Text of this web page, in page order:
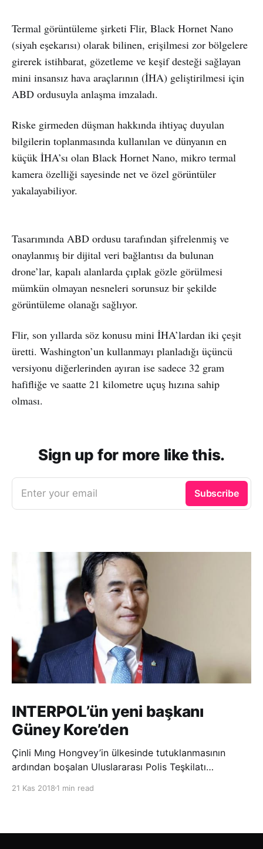
Termal görüntüleme şirketi Flir, Black Hornet Nano
(siyah eşekarısı) olarak bilinen, erişilmesi zor bölgelere
girerek istihbarat, gözetleme ve keşif desteği sağlayan
mini insansız hava araçlarının (İHA) geliştirilmesi için
ABD ordusuyla anlaşma imzaladı.
Riske girmeden düşman hakkında ihtiyaç duyulan
bilgilerin toplanmasında kullanılan ve dünyanın en
küçük İHA’sı olan Black Hornet Nano, mikro termal
kamera özelliği sayesinde net ve özel görüntüler
yakalayabiliyor.
Tasarımında ABD ordusu tarafından şifrelenmiş ve
onaylanmış bir dijital veri bağlantısı da bulunan
drone’lar, kapalı alanlarda çıplak gözle görülmesi
mümkün olmayan nesneleri sorunsuz bir şekilde
görüntüleme olanağı sağlıyor.
Flir, son yıllarda söz konusu mini İHA’lardan iki çeşit
üretti. Washington’un kullanmayı planladığı üçüncü
versiyonu diğerlerinden ayıran ise sadece 32 gram
hafifliğe ve saatte 21 kilometre uçuş hızına sahip
olması.
Sign up for more like this.
Enter your email Subscribe
INTERPOL’ün yeni başkanı
Güney Kore’den
Çinli Mıng Hongvey’in ülkesinde tutuklanmasının
ardından boşalan Uluslararası Polis Teşkilatı
seçildi. INTERPOL Genel Kurulu’nun Dubai’deki
21 Kas 2018 1 min read